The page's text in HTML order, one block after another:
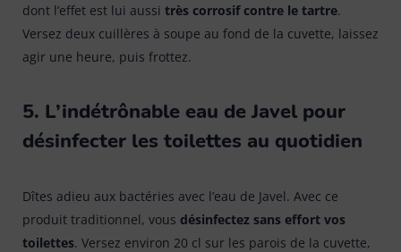
dont l’effet est lui aussi très corrosif contre le tartre.
Versez deux cuillères à soupe au fond de la cuvette, laissez
agir une heure, puis frottez.
5. L’indétrônable eau de Javel pour
désinfecter les toilettes au quotidien
Dîtes adieu aux bactéries avec l’eau de Javel. Avec ce
produit traditionnel, vous désinfectez sans effort vos
toilettes. Versez environ 20 cl sur les parois de la cuvette,